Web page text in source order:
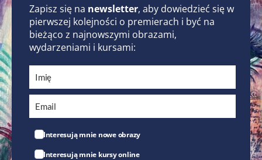
Zapisz się na newsletter, aby dowiedzieć się w
pierwszej kolejności o premierach i być na
bieżąco z najnowszymi obrazami,
wydarzeniami i kursami:
Interesują mnie nowe obrazy
Interesują mnie kursy online